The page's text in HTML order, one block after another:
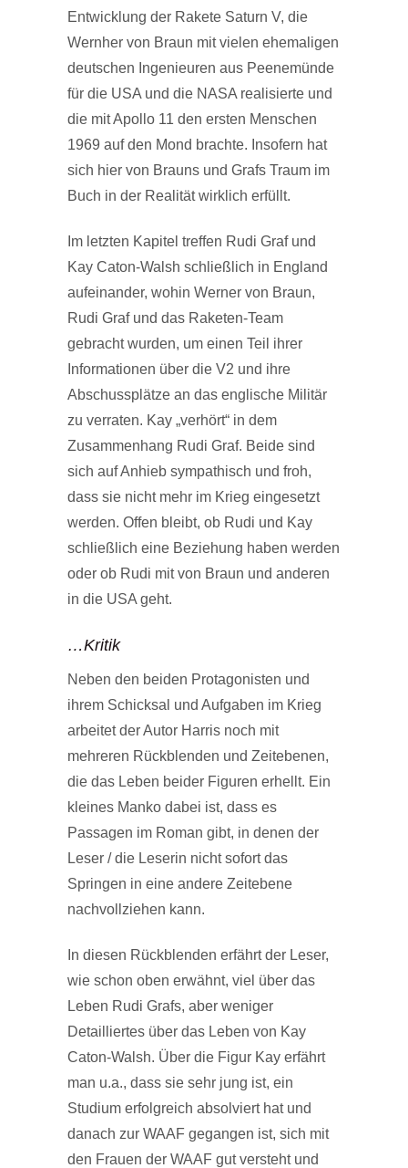
Entwicklung der Rakete Saturn V, die
Wernher von Braun mit vielen ehemaligen
deutschen Ingenieuren aus Peenemünde
für die USA und die NASA realisierte und
die mit Apollo 11 den ersten Menschen
1969 auf den Mond brachte. Insofern hat
sich hier von Brauns und Grafs Traum im
Buch in der Realität wirklich erfüllt.
Im letzten Kapitel treffen Rudi Graf und
Kay Caton-Walsh schließlich in England
aufeinander, wohin Werner von Braun,
Rudi Graf und das Raketen-Team
gebracht wurden, um einen Teil ihrer
Informationen über die V2 und ihre
Abschussplätze an das englische Militär
zu verraten. Kay „verhört“ in dem
Zusammenhang Rudi Graf. Beide sind
sich auf Anhieb sympathisch und froh,
dass sie nicht mehr im Krieg eingesetzt
werden. Offen bleibt, ob Rudi und Kay
schließlich eine Beziehung haben werden
oder ob Rudi mit von Braun und anderen
in die USA geht.
…Kritik
Neben den beiden Protagonisten und
ihrem Schicksal und Aufgaben im Krieg
arbeitet der Autor Harris noch mit
mehreren Rückblenden und Zeitebenen,
die das Leben beider Figuren erhellt. Ein
kleines Manko dabei ist, dass es
Passagen im Roman gibt, in denen der
Leser / die Leserin nicht sofort das
Springen in eine andere Zeitebene
nachvollziehen kann.
In diesen Rückblenden erfährt der Leser,
wie schon oben erwähnt, viel über das
Leben Rudi Grafs, aber weniger
Detailliertes über das Leben von Kay
Caton-Walsh. Über die Figur Kay erfährt
man u.a., dass sie sehr jung ist, ein
Studium erfolgreich absolviert hat und
danach zur WAAF gegangen ist, sich mit
den Frauen der WAAF gut versteht und